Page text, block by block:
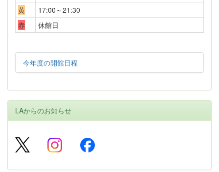
黄
17:00～21:30
赤
休館日
今年度の開館日程
LAからのお知らせ